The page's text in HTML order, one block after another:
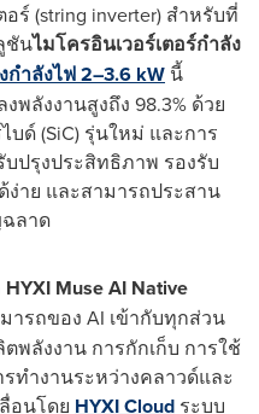
อร์ (string inverter) สำหรับที่
ชันไมโครอินเวอร์เตอร์กำลัง
ำลังไฟ 2–3.6 kW นี้
ลังงานสูงถึง 98.3% ด้วย
ด์ (SiC) รุ่นใหม่ และการ
ปรุงประสิทธิภาพ รองรับ
ง่าย และสามารถประสาน
ลาด
HYXI Muse AI Native
รถของ AI เข้ากับทุกส่วน
พลังงาน การกักเก็บ การใช้
ทำงานระหว่างคลาวด์และ
อนโดย HYXI Cloud ระบบ